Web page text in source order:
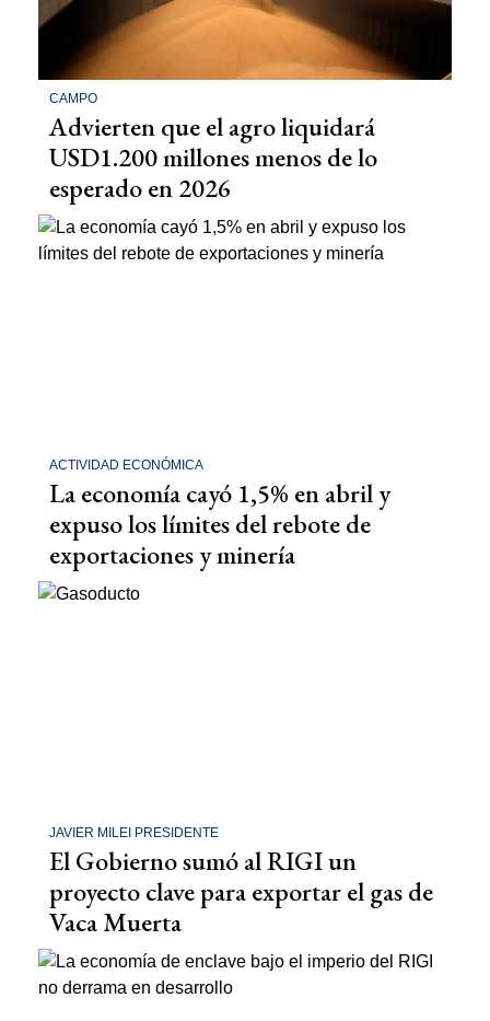
CAMPO
Advierten que el agro liquidará
USD1.200 millones menos de lo
esperado en 2026
ACTIVIDAD ECONÓMICA
La economía cayó 1,5% en abril y
expuso los límites del rebote de
exportaciones y minería
JAVIER MILEI PRESIDENTE
El Gobierno sumó al RIGI un
proyecto clave para exportar el gas de
Vaca Muerta